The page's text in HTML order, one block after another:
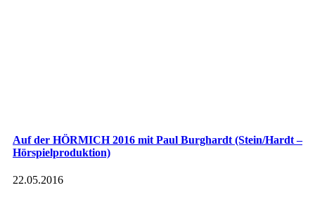
Auf der HÖRMICH 2016 mit Paul Burghardt (Stein/Hardt –
Hörspielproduktion)
22.05.2016